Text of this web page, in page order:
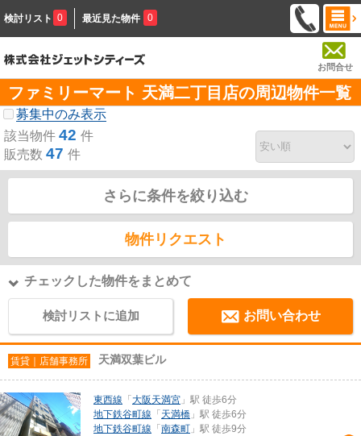
検討リスト 0 最近見た物件 0
お問合せ
ファミリーマート 天満二丁目店の周辺物件一覧
募集中のみ表示
該当物件 42 件
販売数 47 件
さらに条件を絞り込む
物件リクエスト
チェックした物件をまとめて
検討リストに追加 お問い合わせ
賃貸｜店舗事務所 天満双葉ビル
東西線 「 大阪天満宮 」駅 徒歩6分
地下鉄谷町線 「 天満橋 」駅 徒歩6分
地下鉄谷町線 「 南森町 」駅 徒歩9分